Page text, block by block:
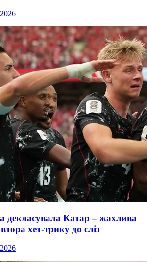
декласувала Катар – жахлива
хет-трику до сліз